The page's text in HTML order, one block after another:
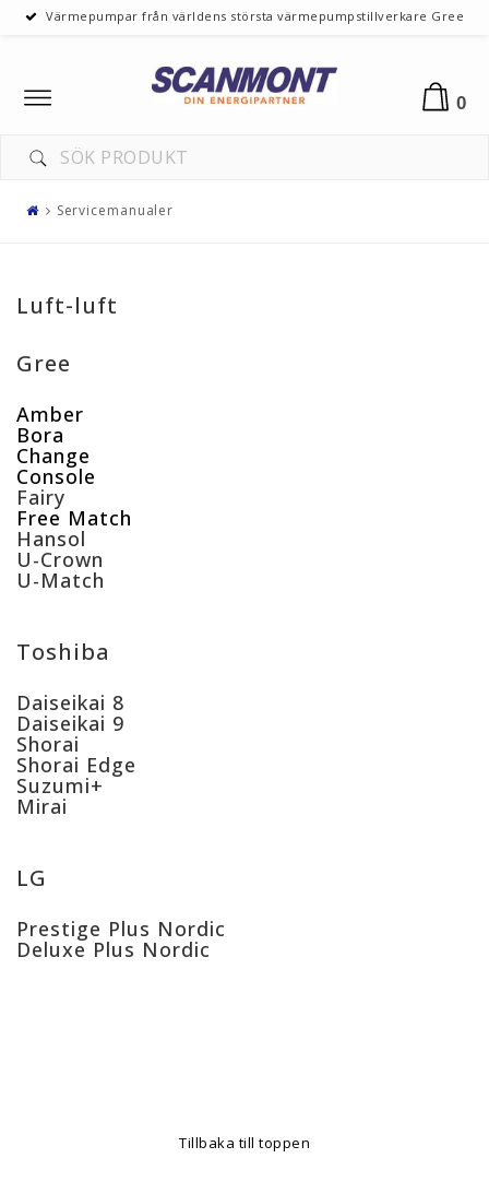
Värmepumpar från världens största värmepumpstillverkare Gree
0
Toggle
navigation
Servicemanualer
Luft-luft
Gree
Amber
Bora
Change
Console
Fairy
Free Match
Hansol
U-Crown
U-Match
Toshiba
Daiseikai 8
Daiseikai 9
Shorai
Shorai Edge
Suzumi+
Mirai
LG
Prestige Plus Nordic
Deluxe Plus Nordic
Tillbaka till toppen